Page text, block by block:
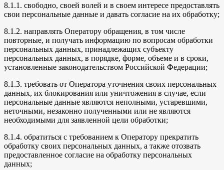
8.1.1. свободно, своей волей и в своем интересе предоставлять
свои персональные данные и давать согласие на их обработку;
8.1.2. направлять Оператору обращения, в том числе
повторные, и получать информацию по вопросам обработки
персональных данных, принадлежащих субъекту
персональных данных, в порядке, форме, объеме и в сроки,
установленные законодательством Российской Федерации;
8.1.3. требовать от Оператора уточнения своих персональных
данных, их блокирования или уничтожения в случае, если
персональные данные являются неполными, устаревшими,
неточными, незаконно полученными или не являются
необходимыми для заявленной цели обработки;
8.1.4. обратиться с требованием к Оператору прекратить
обработку своих персональных данных, а также отозвать
предоставленное согласие на обработку персональных
данных;